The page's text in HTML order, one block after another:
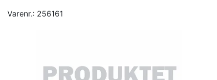
Varenr.: 256161